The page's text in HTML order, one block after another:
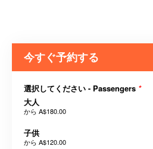
今すぐ予約する
選択してください - Passengers *
大人
から A$180.00
子供
から A$120.00